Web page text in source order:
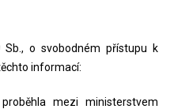
o svobodném přístupu k
informací:
mezi ministerstvem